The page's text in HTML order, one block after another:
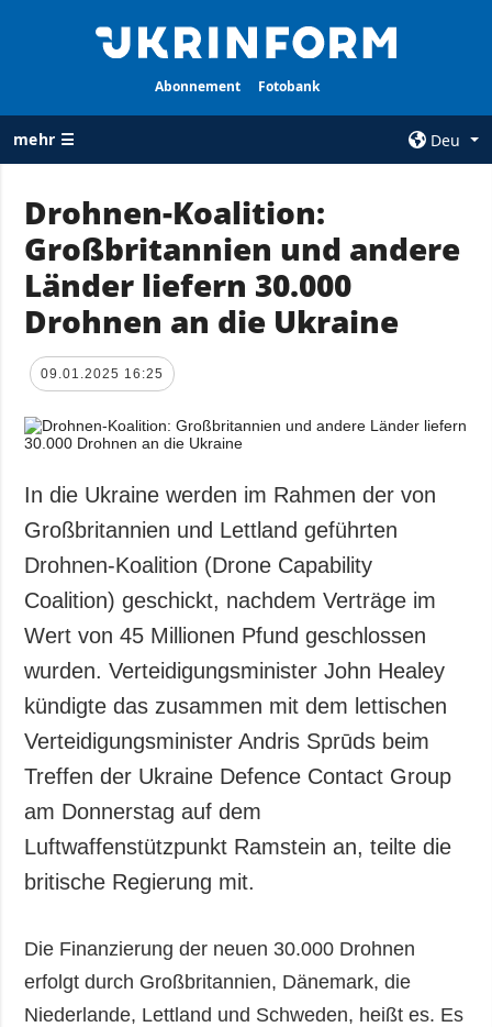
Abonnement Fotobank
mehr ☰
Deu
ALLE
RUBRIKEN
Krieg
Wiederaufbau
der Ukraine
Politik
Wirtschaft
Gesellschaft und
Kultur
Sport
Kriminalität
Notstand und
Notfälle
AGENTUR
Über uns
Kontakte
und zum Schutz
ZUSÄTZLICH
Veröffentlichungen
Interview
Fotos
Video
LEISTUNGEN
Abonnement
Fotobank
Drohnen-Koalition:
Großbritannien und andere
Länder liefern 30.000
Drohnen an die Ukraine
09.01.2025 16:25
In die Ukraine werden im Rahmen der von
Großbritannien und Lettland geführten
Drohnen-Koalition (Drone Capability
Coalition) geschickt, nachdem Verträge im
Wert von 45 Millionen Pfund geschlossen
wurden. Verteidigungsminister John Healey
kündigte das zusammen mit dem lettischen
Verteidigungsminister Andris Sprūds beim
Treffen der Ukraine Defence Contact Group
am Donnerstag auf dem
Luftwaffenstützpunkt Ramstein an, teilte die
britische Regierung mit.
Die Finanzierung der neuen 30.000 Drohnen
erfolgt durch Großbritannien, Dänemark, die
Niederlande, Lettland und Schweden, heißt es. Es